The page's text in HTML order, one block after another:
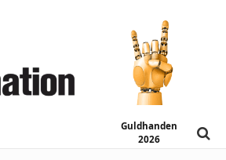
Guldhanden
2026